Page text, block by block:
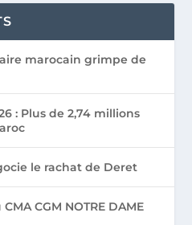
marocain grimpe de
: Plus de 2,74 millions
le rachat de Deret
CGM NOTRE DAME